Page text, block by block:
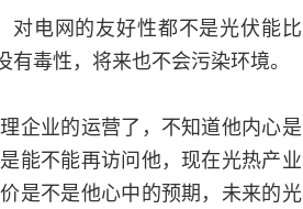
电网的友好性都不是光伏能比
毒性，将来也不会污染环境。
业的运营了，不知道他内心是
能不能再访问他，现在光热产业
是不是他心中的预期，未来的光